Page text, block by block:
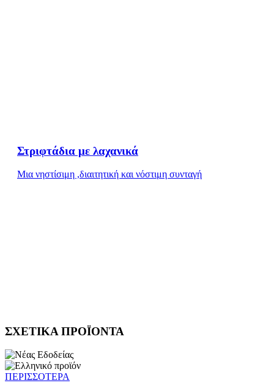
Στριφτάδια με λαχανικά
Μια νηστίσιμη ,διαιτητική και νόστιμη συνταγή
ΣΧΕΤΙΚΑ ΠΡΟΪΟΝΤΑ
ΠΕΡΙΣΣΟΤΕΡΑ